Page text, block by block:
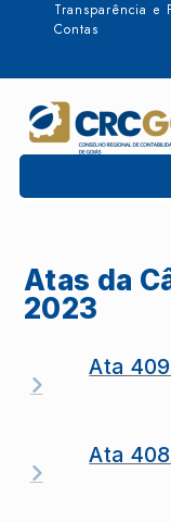
Transparência e
Contas
Atas da
2023
Ata
Ata